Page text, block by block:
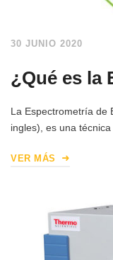
30 JUNIO 2020
¿Qué es la
La Espectrometría de
ingles), es una
VER MÁS